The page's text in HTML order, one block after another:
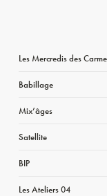
Les Mercredis des
Babillage
Mix’âges
Satellite
BIP
Les Ateliers 04